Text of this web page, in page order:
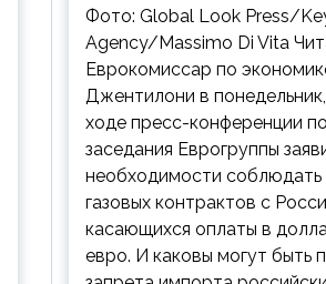
Фото: Global Look Press/
Agency/Massimo Di Vita
Еврокомиссар по
Джентилони в
ходе пресс-конференции
заседания Еврогруппы
необходимости
газовых контрактов с
касающихся оплаты в
евро. И каковы могут быть